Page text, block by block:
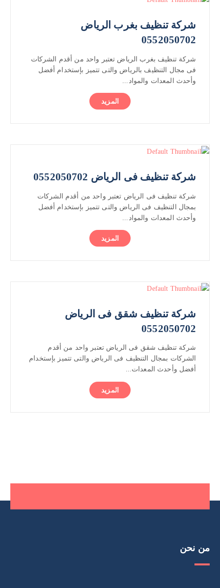
شركة تنظيف بغرب الرياض
0552050702
شركة تنظيف بغرب الرياض تعتبر واحد من أقدم الشركات
فى مجال التنظيف بالرياض والتى تتميز بإستخدام أفضل
وأحدث المعدات والمواد...
المزيد
شركة تنظيف فى الرياض 0552050702
شركة تنظيف فى الرياض تعتبر واحد من أقدم الشركات
بمجال التنظيف فى الرياض والتى تتميز بإستخدام أفضل
وأحدث المعدات والمواد...
المزيد
شركة تنظيف شقق فى الرياض
0552050702
شركة تنظيف شقق فى الرياض تعتبر واحد من أقدم
الشركات بمجال التنظيف فى الرياض والتى تتميز بإستخدام
أفضل وأحدث المعدات...
المزيد
من نحن